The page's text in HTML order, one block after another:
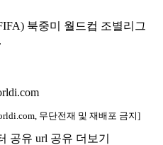
북중미 월드컵 조별리그
무단전재 및 재배포 금지]
공유 url 공유 더보기